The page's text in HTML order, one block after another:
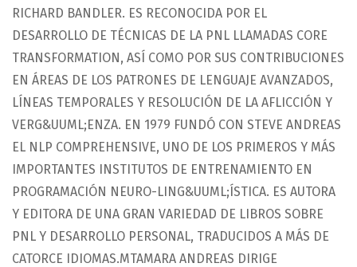
RICHARD BANDLER. ES RECONOCIDA POR EL
DESARROLLO DE TÉCNICAS DE LA PNL LLAMADAS CORE
TRANSFORMATION, ASÍ COMO POR SUS CONTRIBUCIONES
EN ÁREAS DE LOS PATRONES DE LENGUAJE AVANZADOS,
LÍNEAS TEMPORALES Y RESOLUCIÓN DE LA AFLICCIÓN Y
VERG&UUML;ENZA. EN 1979 FUNDÓ CON STEVE ANDREAS
EL NLP COMPREHENSIVE, UNO DE LOS PRIMEROS Y MÁS
IMPORTANTES INSTITUTOS DE ENTRENAMIENTO EN
PROGRAMACIÓN NEURO-LING&UUML;ÍSTICA. ES AUTORA
Y EDITORA DE UNA GRAN VARIEDAD DE LIBROS SOBRE
PNL Y DESARROLLO PERSONAL, TRADUCIDOS A MÁS DE
CATORCE IDIOMAS.MTAMARA ANDREAS DIRIGE